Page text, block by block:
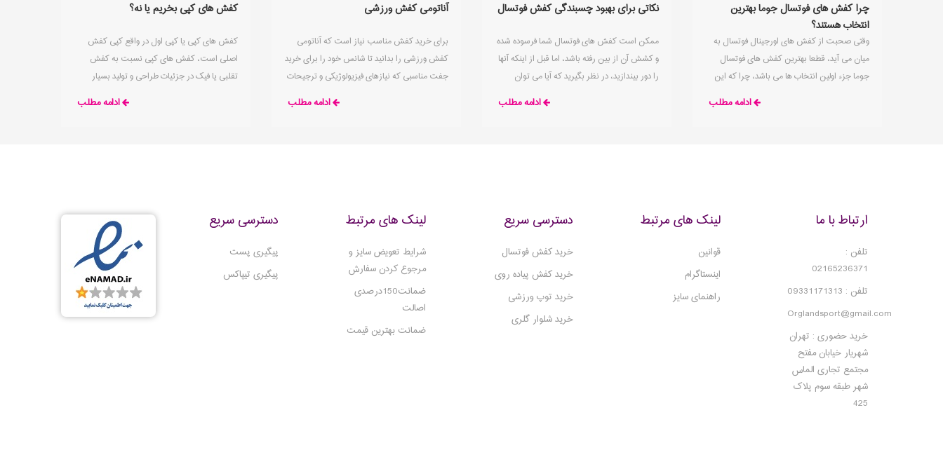
چرا کفش های فوتسال جوما بهترین
انتخاب هستند؟
وقتی صحبت از کفش های اورجینال فوتسال به
میان می آید، قطعا بهترین کفش های فوتسال
جوما جزء اولین انتخاب ها می باشد، چرا که این
ادامه مطلب
نکاتی برای بهبود چسبندگی کفش فوتسال
ممکن است کفش های فوتسال شما فرسوده شده
و کشش آن از بین رفته باشد، اما قبل از اینکه آنها
را دور بیندازید، در نظر بگیرید که آیا می توان
در مورد یک زمین سالنی باید بدانید این است که
ادامه مطلب
آناتومی کفش ورزشی
برای خرید کفش مناسب نیاز است که آناتومی
کفش ورزشی را بدانید تا شانس خود را برای خرید
جفت مناسبی که نیازهای فیزیولوژیکی و ترجیحات
کفش ورزشی متناسب با رشته مرتبط ساخته شده
ادامه مطلب
کفش های کپی بخریم یا نه؟
کفش های کپی یا کپی اول در واقع کپی کفش
اصلی است، کفش های کپی نسبت به کفش
تقلبی یا فیک در جزئیات طراحی و تولید بسیار
ادامه مطلب
دسترسی سریع
پیگیری پست
پیگیری تیپاکس
لینک های مرتبط
شرایط تعویض سایز و
مرجوع کردن سفارش
ضمانت150درصدی
اصالت
ضمانت بهترین قیمت
دسترسی سریع
خرید کفش فوتسال
خرید کفش پیاده روی
خرید توپ ورزشی
خرید شلوار گلری
لینک های مرتبط
قوانین
اینستاگرام
راهنمای سایز
ارتباط با ما
تلفن :
02165236371
تلفن : 09331171313
Orglandsport@gmail.com
خرید حضوری : تهران
شهریار خیابان مفتح
مجتمع تجاری الماس
شهر طبقه سوم پلاک
425